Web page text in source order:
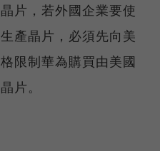
片，若外國企業要使
產晶片，必須先向美
限制華為購買由美國
片。